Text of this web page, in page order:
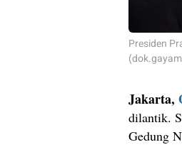
Presiden
Jakarta,
dilantik.
Gedung